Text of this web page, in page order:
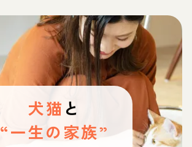
犬猫 と
“一生の家族”